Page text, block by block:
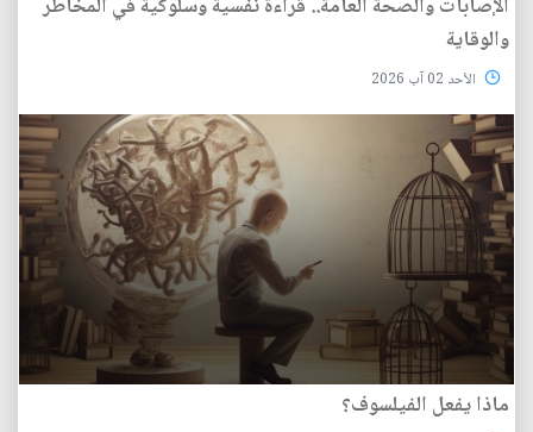
الإصابات والصحة العامة.. قراءة نفسية وسلوكية في المخاطر
والوقاية
الأحد 02 آب 2026
ماذا يفعل الفيلسوف؟